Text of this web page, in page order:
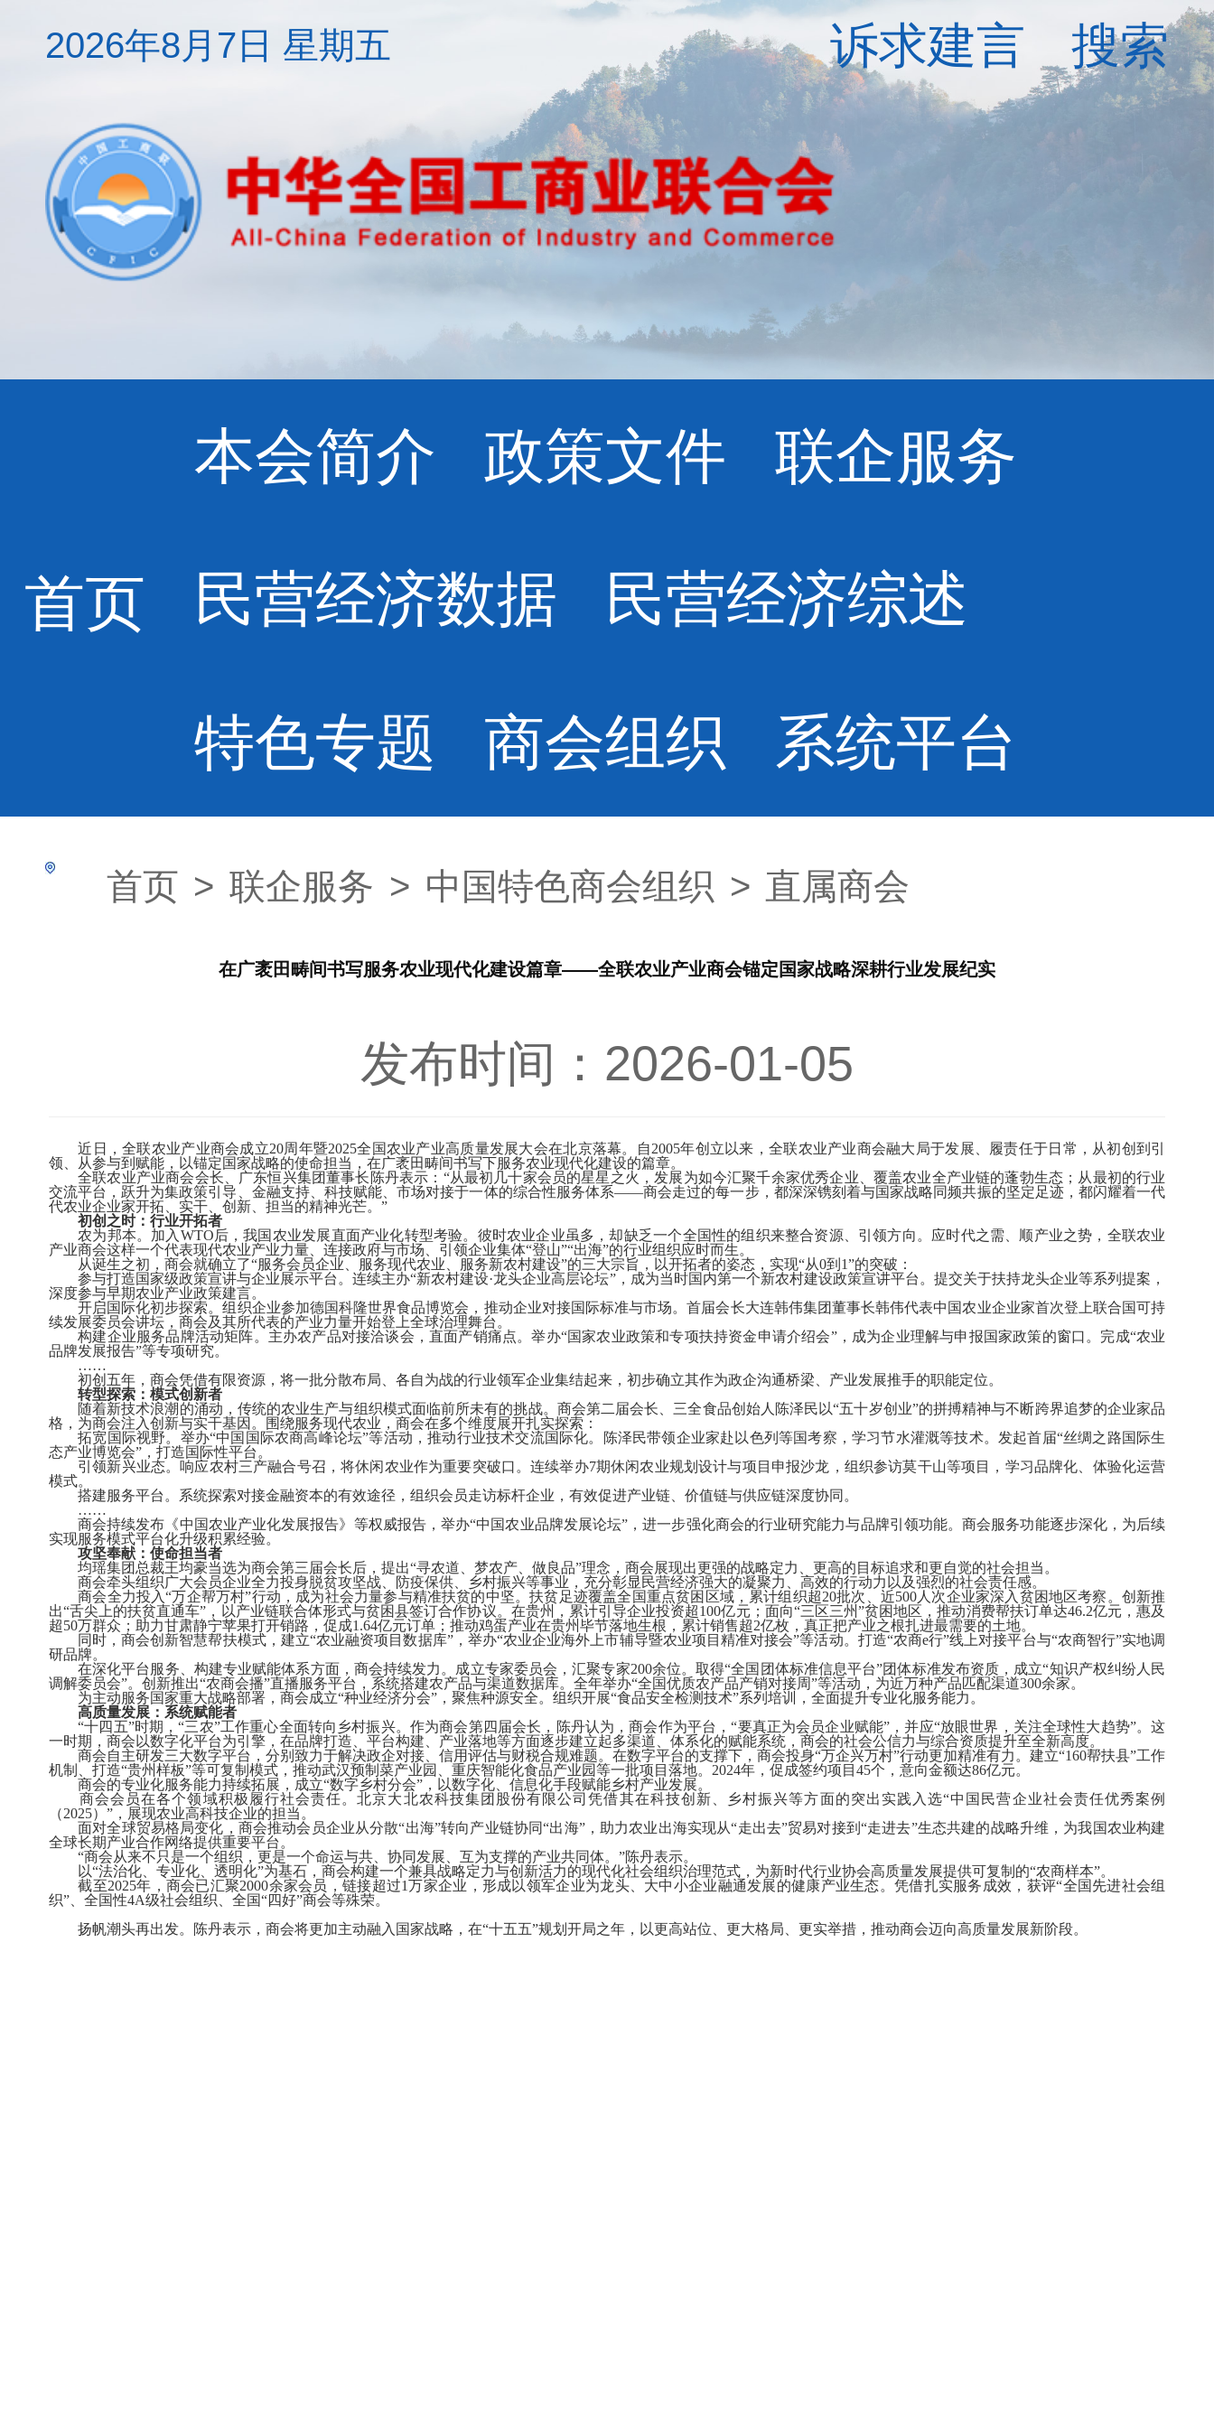
2026年8月7日 星期五 搜索
诉求建言
首页
本会简介 政策文件 联企服务
民营经济数据 民营经济综述
特色专题 商会组织 系统平台
首页 > 联企服务 > 中国特色商会组织 > 直属商会
在广袤田畴间书写服务农业现代化建设篇章——全联农业产业商会锚定国家战略深耕行业发展纪实
发布时间：2026-01-05
近日，全联农业产业商会成立20周年暨2025全国农业产业高质量发展大会在北京落幕。自2005年创立以来，全联农业产业商会融大局于发展、履责任于日常，从初创到引
领、从参与到赋能，以锚定国家战略的使命担当，在广袤田畴间书写下服务农业现代化建设的篇章。
全联农业产业商会会长、广东恒兴集团董事长陈丹表示：“从最初几十家会员的星星之火，发展为如今汇聚千余家优秀企业、覆盖农业全产业链的蓬勃生态；从最初的行业
交流平台，跃升为集政策引导、金融支持、科技赋能、市场对接于一体的综合性服务体系——商会走过的每一步，都深深镌刻着与国家战略同频共振的坚定足迹，都闪耀着一代
代农业企业家开拓、实干、创新、担当的精神光芒。”
初创之时：行业开拓者
农为邦本。加入 WTO后，我国农业发展直面产业化转型考验。彼时农业企业虽多，却缺乏一个全国性的组织来整合资源、引领方向。应时代之需、顺产业之势，全联农业
产业商会这样一个代表现代农业产业力量、连接政府与市场、引领企业集体“登山”“出海”的行业组织应时而生。
从诞生之初，商会就确立了“服务会员企业、服务现代农业、服务新农村建设”的三大宗旨，以开拓者的姿态，实现“从0到 1”的突破：
参与打造国家级政策宣讲与企业展示平台。连续主办“新农村建设·龙头企业高层论坛”，成为当时国内第一个新农村建设政策宣讲平台。提交关于扶持龙头企业等系列提案，
深度参与早期农业产业政策建言。
开启国际化初步探索。组织企业参加德国科隆世界食品博览会，推动企业对接国际标准与市场。首届会长大连韩伟集团董事长韩伟代表中国农业企业家首次登上联合国可持
续发展委员会讲坛，商会及其所代表的产业力量开始登上全球治理舞台。
构建企业服务品牌活动矩阵。主办农产品对接洽谈会，直面产销痛点。举办“国家农业政策和专项扶持资金申请介绍会”，成为企业理解与申报国家政策的窗口。完成“农业
品牌发展报告”等专项研究。
……
初创五年，商会凭借有限资源，将一批分散布局、各自为战的行业领军企业集结起来，初步确立其作为政企沟通桥梁、产业发展推手的职能定位。
转型探索：模式创新者
随着新技术浪潮的涌动，传统的农业生产与组织模式面临前所未有的挑战。商会第二届会长、三全食品创始人陈泽民以“五十岁创业”的拼搏精神与不断跨界追梦的企业家品
格，为商会注入创新与实干基因。围绕服务现代农业，商会在多个维度展开扎实探索：
拓宽国际视野。举办“中国国际农商高峰论坛”等活动，推动行业技术交流国际化。陈泽民带领企业家赴以色列等国考察，学习节水灌溉等技术。发起首届“丝绸之路国际生
态产业博览会”，打造国际性平台。
引领新兴业态。响应农村三产融合号召，将休闲农业作为重要突破口。连续举办7期休闲农业规划设计与项目申报沙龙，组织参访莫干山等项目，学习品牌化、体验化运营
模式。
搭建服务平台。系统探索对接金融资本的有效途径，组织会员走访标杆企业，有效促进产业链、价值链与供应链深度协同。
……
商会持续发布《中国农业产业化发展报告》等权威报告，举办“中国农业品牌发展论坛”，进一步强化商会的行业研究能力与品牌引领功能。商会服务功能逐步深化，为后续
实现服务模式平台化升级积累经验。
攻坚奉献：使命担当者
均瑶集团总裁王均豪当选为商会第三届会长后，提出“寻农道、梦农产、做良品”理念，商会展现出更强的战略定力、更高的目标追求和更自觉的社会担当。
商会牵头组织广大会员企业全力投身脱贫攻坚战、防疫保供、乡村振兴等事业，充分彰显民营经济强大的凝聚力、高效的行动力以及强烈的社会责任感。
商会全力投入“万企帮万村”行动，成为社会力量参与精准扶贫的中坚。扶贫足迹覆盖全国重点贫困区域，累计组织超20批次、近500 人次企业家深入贫困地区考察。创新推
出“舌尖上的扶贫直通车”，以产业链联合体形式与贫困县签订合作协议。在贵州，累计引导企业投资超100亿元；面向“三区三州”贫困地区，推动消费帮扶订单达46.2亿元，惠及
超50万群众；助力甘肃静宁苹果打开销路，促成1.64亿元订单；推动鸡蛋产业在贵州毕节落地生根，累计销售超2亿枚，真正把产业之根扎进最需要的土地。
同时，商会创新智慧帮扶模式，建立“农业融资项目数据库”，举办“农业企业海外上市辅导暨农业项目精准对接会”等活动。打造“农商e行”线上对接平台与“农商智行”实地调
研品牌。
在深化平台服务、构建专业赋能体系方面，商会持续发力。成立专家委员会，汇聚专家200余位。取得“全国团体标准信息平台”团体标准发布资质，成立“知识产权纠纷人民
调解委员会”。创新推出“农商会播”直播服务平台，系统搭建农产品与渠道数据库。全年举办“全国优质农产品产销对接周”等活动，为近万种产品匹配渠道300余家。
为主动服务国家重大战略部署，商会成立“种业经济分会”，聚焦种源安全。组织开展“食品安全检测技术”系列培训，全面提升专业化服务能力。
高质量发展：系统赋能者
“十四五”时期，“三农”工作重心全面转向乡村振兴。作为商会第四届会长，陈丹认为，商会作为平台，“要真正为会员企业赋能”，并应“放眼世界，关注全球性大趋势”。这
一时期，商会以数字化平台为引擎，在品牌打造、平台构建、产业落地等方面逐步建立起多渠道、体系化的赋能系统，商会的社会公信力与综合资质提升至全新高度。
商会自主研发三大数字平台，分别致力于解决政企对接、信用评估与财税合规难题。在数字平台的支撑下，商会投身“万企兴万村”行动更加精准有力。建立“160帮扶县”工作
机制、打造“贵州样板”等可复制模式，推动武汉预制菜产业园、重庆智能化食品产业园等一批项目落地。 2024年，促成签约项目 45个，意向金额达86亿元。
商会的专业化服务能力持续拓展，成立“数字乡村分会”，以数字化、信息化手段赋能乡村产业发展。
商会会员在各个领域积极履行社会责任。北京大北农科技集团股份有限公司凭借其在科技创新、乡村振兴等方面的突出实践入选“中国民营企业社会责任优秀案例
（2025）”，展现农业高科技企业的担当。
面对全球贸易格局变化，商会推动会员企业从分散“出海”转向产业链协同“出海”，助力农业出海实现从“走出去”贸易对接到“走进去”生态共建的战略升维，为我国农业构建
全球长期产业合作网络提供重要平台。
“商会从来不只是一个组织，更是一个命运与共、协同发展、互为支撑的产业共同体。”陈丹表示。
以“法治化、专业化、透明化”为基石，商会构建一个兼具战略定力与创新活力的现代化社会组织治理范式，为新时代行业协会高质量发展提供可复制的“农商样本”。
截至2025年，商会已汇聚2000余家会员，链接超过1万家企业，形成以领军企业为龙头、大中小企业融通发展的健康产业生态。凭借扎实服务成效，获评“全国先进社会组
织”、全国性4A级社会组织、全国“四好”商会等殊荣。
扬帆潮头再出发。陈丹表示，商会将更加主动融入国家战略，在“十五五”规划开局之年，以更高站位、更大格局、更实举措，推动商会迈向高质量发展新阶段。